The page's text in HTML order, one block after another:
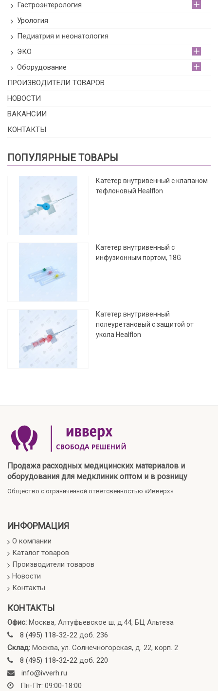
Гастроэнтерология
Урология
Педиатрия и неонатология
ЭКО
Оборудование
ПРОИЗВОДИТЕЛИ ТОВАРОВ
НОВОСТИ
ВАКАНСИИ
КОНТАКТЫ
ПОПУЛЯРНЫЕ ТОВАРЫ
Катетер внутривенный с клапаном
тефлоновый Healflon
Катетер внутривенный с
инфузионным портом, 18G
Катетер внутривенный
полеуретановый с защитой от
укола Healflon
Продажа расходных медицинских материалов и
оборудования для медклиник оптом и в розницу
Общество с ограниченной ответсвенностью «Ивверх»
ИНФОРМАЦИЯ
О компании
Каталог товаров
Производители товаров
Новости
Контакты
КОНТАКТЫ
Офис: Москва, Алтуфьевское ш, д.44, БЦ Альтеза
8 (495) 118-32-22 доб. 236
Склад: Москва, ул. Солнечногорская, д. 22, корп. 2
8 (495) 118-32-22 доб. 220
info@ivverh.ru
Пн-Пт: 09:00-18:00